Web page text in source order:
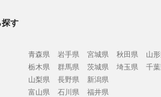
す
青森県 岩手県 宮城県 秋田県 山
栃木県 群馬県 茨城県 埼玉県 千
山梨県 長野県
新潟県
富山県 石川県
福井県